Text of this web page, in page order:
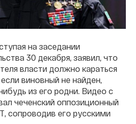
на заседании
30 декабря, заявил, что
власти должно караться
виновный не найден,
из его родни. Видео с
чеченский оппозиционный
сопроводив его русскими